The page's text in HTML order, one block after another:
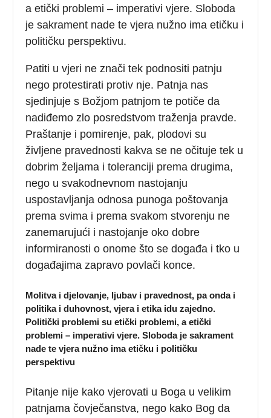
a etički problemi – imperativi vjere. Sloboda
je sakrament nade te vjera nužno ima etičku i
političku perspektivu.
Patiti u vjeri ne znači tek podnositi patnju
nego protestirati protiv nje. Patnja nas
sjedinjuje s Božjom patnjom te potiče da
nadiđemo zlo posredstvom traženja pravde.
Praštanje i pomirenje, pak, plodovi su
življene pravednosti kakva se ne očituje tek u
dobrim željama i toleranciji prema drugima,
nego u svakodnevnom nastojanju
uspostavljanja odnosa punoga poštovanja
prema svima i prema svakom stvorenju ne
zanemarujući i nastojanje oko dobre
informiranosti o onome što se događa i tko u
događajima zapravo povlači konce.
Molitva i djelovanje, ljubav i pravednost, pa onda i
politika i duhovnost, vjera i etika idu zajedno.
Politički problemi su etički problemi, a etički
problemi – imperativi vjere. Sloboda je sakrament
nade te vjera nužno ima etičku i političku
perspektivu
Pitanje nije kako vjerovati u Boga u velikim
patnjama čovječanstva, nego kako Bog da